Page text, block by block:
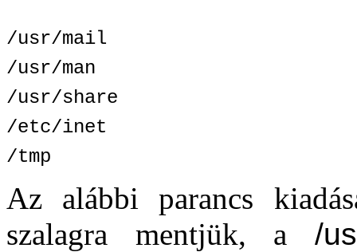
/usr/mail
/usr/man
/usr/share
/etc/inet
/tmp
Az alábbi parancs
szalagra mentjük, a /